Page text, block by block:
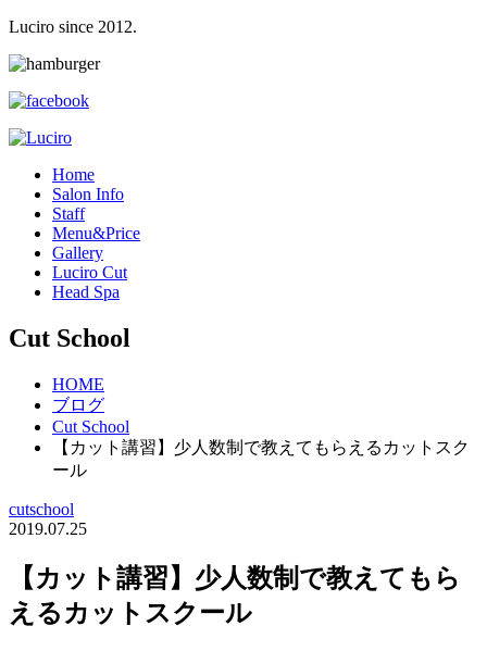
Luciro since 2012.
Home
Salon Info
Staff
Menu&Price
Gallery
Luciro Cut
Head Spa
Cut School
HOME
ブログ
Cut School
【カット講習】少人数制で教えてもらえるカットスク
ール
cutschool
2019.07.25
【カット講習】少人数制で教えてもら
えるカットスクール